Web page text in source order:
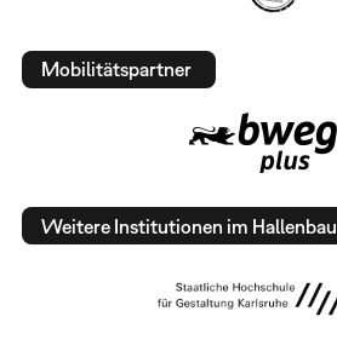
Mobilitätspartner
Weitere Institutionen im Hallenbau